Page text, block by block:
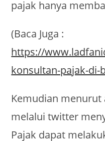
pajak hanya
(Baca Juga :
https://
konsultan-pajak-di-
Kemudian menurut
melalui twitter
Pajak dapat